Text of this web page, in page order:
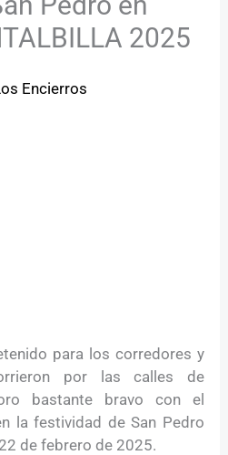
2025
Encierros
para los corredores y
por las calles de
bastante bravo con el
la festividad de San Pedro
de febrero de 2025.